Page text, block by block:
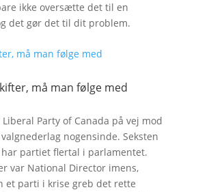
ikke oversætte det til en
det gør det til dit problem.
må man følge med
Party of Canada på vej mod
nogensinde. Seksten
partiet flertal i parlamentet.
var National Director imens,
parti i krise greb det rette